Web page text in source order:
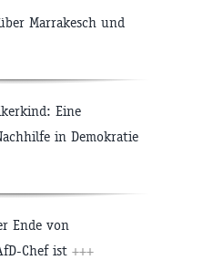
Marrakesch und
Eine
in Demokratie
Ende von
Chef ist +++